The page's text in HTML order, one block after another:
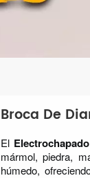
Broca De
El Electrochapado
mármol, piedra,
húmedo,